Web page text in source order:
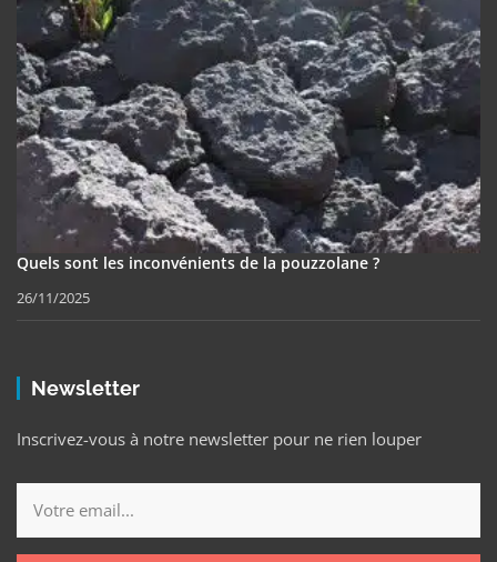
Quels sont les inconvénients de la pouzzolane ?
26/11/2025
Newsletter
Inscrivez-vous à notre newsletter pour ne rien louper